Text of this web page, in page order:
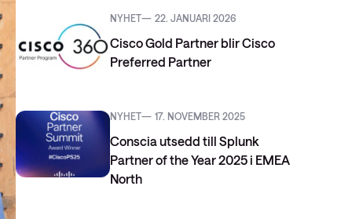
NYHET 22. JANUARI 2026
Cisco Gold Partner blir Cisco
Preferred Partner
NYHET 17. NOVEMBER 2025
Conscia utsedd till Splunk
Partner of the Year 2025 i EMEA
North